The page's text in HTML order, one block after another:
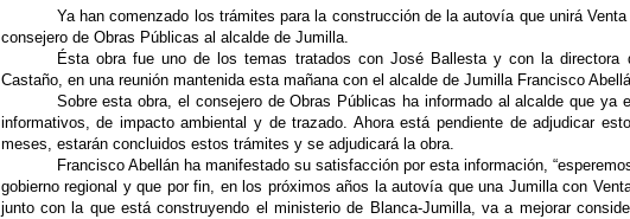
Ya han comenzado los trámites para la construcción de la autovía que unirá
consejero de Obras Públicas al alcalde de Jumilla.
Ésta obra fue uno de los temas tratados con José Ballesta y con la
Castaño, en una reunión mantenida esta mañana con el alcalde de Jumilla Francisco
Sobre esta obra, el consejero de Obras Públicas ha informado al alcalde que ya
informativos, de impacto ambiental y de trazado. Ahora está pendiente de adjudicar
meses, estarán concluidos estos trámites y se adjudicará la obra.
Francisco Abellán ha manifestado su satisfacción por esta información,
gobierno regional y que por fin, en los próximos años la autovía que una Jumilla con
junto con la que está construyendo el ministerio de Blanca-Jumilla, va a mejorar